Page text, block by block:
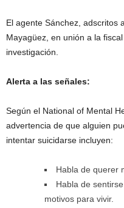
El agente Sánchez, adscritos
Mayagüez, en unión a la
investigación.
Alerta a las señales:
Según el National of Mental
advertencia de que alguien
intentar suicidarse incluyen:
Habla de querer
Habla de
motivos para vivir.